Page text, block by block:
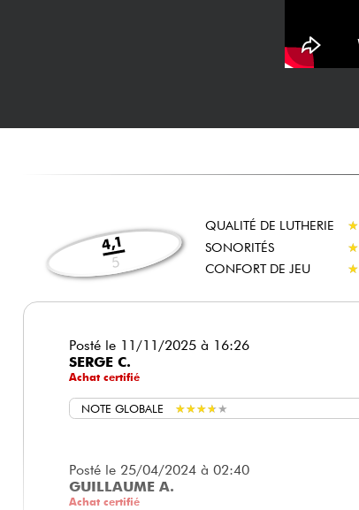
4,1
5
QUALITÉ DE LUTHERIE ★
★
SONORITÉS
★
★
CONFORT DE JEU
★
★
Posté le 11/11/2025 à 16:26
SERGE C.
Achat certifié
NOTE GLOBALE ★★★★ ★
★★★★ ★
Posté le 25/04/2024 à 02:40
GUILLAUME A.
Achat certifié